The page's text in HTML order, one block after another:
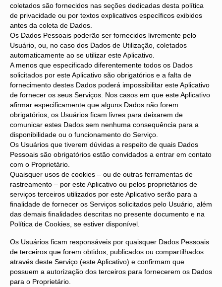
coletados são fornecidos nas seções dedicadas desta política
de privacidade ou por textos explicativos específicos exibidos
antes da coleta de Dados.
Os Dados Pessoais poderão ser fornecidos livremente pelo
Usuário, ou, no caso dos Dados de Utilização, coletados
automaticamente ao se utilizar este Aplicativo.
A menos que especificado diferentemente todos os Dados
solicitados por este Aplicativo são obrigatórios e a falta de
fornecimento destes Dados poderá impossibilitar este Aplicativo
de fornecer os seus Serviços. Nos casos em que este Aplicativo
afirmar especificamente que alguns Dados não forem
obrigatórios, os Usuários ficam livres para deixarem de
comunicar estes Dados sem nenhuma consequência para a
disponibilidade ou o funcionamento do Serviço.
Os Usuários que tiverem dúvidas a respeito de quais Dados
Pessoais são obrigatórios estão convidados a entrar em contato
com o Proprietário.
Quaisquer usos de cookies – ou de outras ferramentas de
rastreamento – por este Aplicativo ou pelos proprietários de
serviços terceiros utilizados por este Aplicativo serão para a
finalidade de fornecer os Serviços solicitados pelo Usuário, além
das demais finalidades descritas no presente documento e na
Política de Cookies, se estiver disponível.
Os Usuários ficam responsáveis por quaisquer Dados Pessoais
de terceiros que forem obtidos, publicados ou compartilhados
através deste Serviço (este Aplicativo) e confirmam que
possuem a autorização dos terceiros para fornecerem os Dados
para o Proprietário.